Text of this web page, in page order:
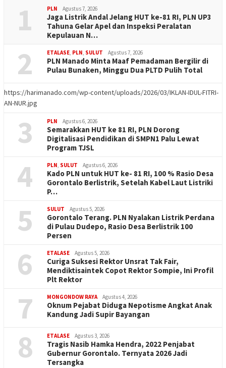
1 PLN Agustus 7, 2026
Jaga Listrik Andal Jelang HUT ke-81 RI, PLN UP3
Tahuna Gelar Apel dan Inspeksi Peralatan
Kepulauan N…
2 ETALASE, PLN, SULUT Agustus 7, 2026
PLN Manado Minta Maaf Pemadaman Bergilir di
Pulau Bunaken, Minggu Dua PLTD Pulih Total
https://harimanado.com/wp-content/uploads/2026/03/IKLAN-IDUL-FITRI-
AN-NUR.jpg
3 PLN Agustus 6, 2026
Semarakkan HUT ke 81 RI, PLN Dorong
Digitalisasi Pendidikan di SMPN1 Palu Lewat
Program TJSL
4 PLN, SULUT Agustus 6, 2026
Kado PLN untuk HUT ke- 81 RI, 100 % Rasio Desa
Gorontalo Berlistrik, Setelah Kabel Laut Listriki
P…
5 SULUT Agustus 5, 2026
Gorontalo Terang. PLN Nyalakan Listrik Perdana
di Pulau Dudepo, Rasio Desa Berlistrik 100
Persen
6 ETALASE Agustus 5, 2026
Curiga Suksesi Rektor Unsrat Tak Fair,
Mendiktisaintek Copot Rektor Sompie, Ini Profil
Plt Rektor
7 MONGONDOW RAYA Agustus 4, 2026
Oknum Pejabat Diduga Nepotisme Angkat Anak
Kandung Jadi Supir Bayangan
8 ETALASE Agustus 3, 2026
Tragis Nasib Hamka Hendra, 2022 Penjabat
Gubernur Gorontalo. Ternyata 2026 Jadi
Tersangka